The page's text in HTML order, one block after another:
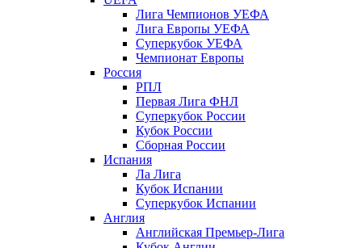
Лига Чемпионов УЕФА
Лига Европы УЕФА
Суперкубок УЕФА
Чемпионат Европы
Россия
РПЛ
Первая Лига ФНЛ
Суперкубок России
Кубок России
Сборная России
Испания
Ла Лига
Кубок Испании
Суперкубок Испании
Англия
Английская Премьер-Лига